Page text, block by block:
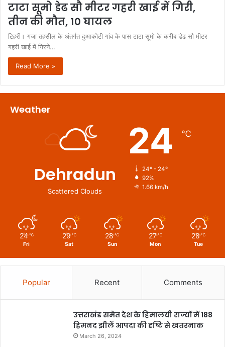
टाटा सूमो डेढ सौ मीटर गहरी खाई में गिरी,
तीन की मौत, 10 घायल
टिहरी। गजा तहसील के अंतर्गत दुआकोटी गांव के पास टाटा सूमो के करीब डेढ सौ मीटर
गहरी खाई में गिरने…
Read More »
Weather
Dehradun
Scattered Clouds
24 ℃
24º - 24º
92%
1.66 km/h
24 ℃
Fri
29 ℃
Sat
28 ℃
Sun
27 ℃
Mon
28 ℃
Tue
Popular Recent Comments
उत्तराखंड समेत देश के हिमालयी राज्यों में 188
हिमनद झीलें आपदा की दृष्टि से खतरनाक
March 26, 2024